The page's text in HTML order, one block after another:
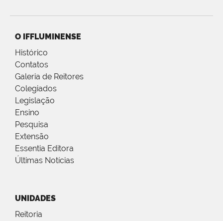
O IFFLUMINENSE
Histórico
Contatos
Galeria de Reitores
Colegiados
Legislação
Ensino
Pesquisa
Extensão
Essentia Editora
Últimas Notícias
UNIDADES
Reitoria